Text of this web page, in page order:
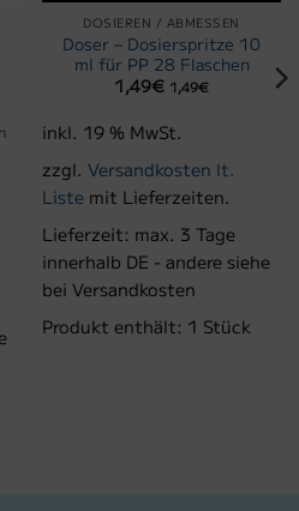
DOSIEREN / ABMESSEN
Doser – Dosierspritze 10
ml für PP 28 Flaschen
1,49€ 1,49€
inkl. 19 % MwSt.
zzgl. Versandkosten lt.
Listemit Lieferzeiten.
Lieferzeit: max. 3 Tage
innerhalb DE - andere siehe
bei Versandkosten
Produkt enthält: 1 Stück